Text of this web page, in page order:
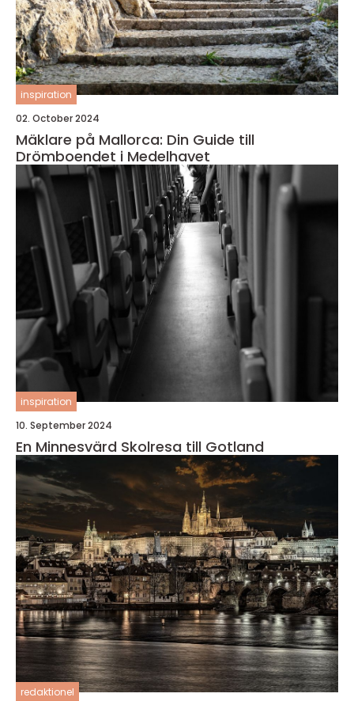
inspiration
02. October 2024
Mäklare på Mallorca: Din Guide till
Drömboendet i Medelhavet
inspiration
10. September 2024
En Minnesvärd Skolresa till Gotland
redaktionel